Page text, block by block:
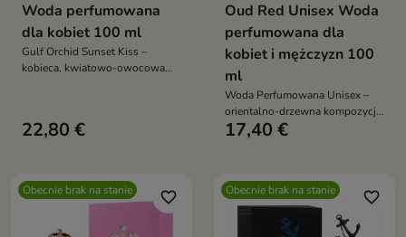
Woda perfumowana
dla kobiet 100 ml
Gulf Orchid Sunset Kiss –
kobieca, kwiatowo-owocowa
porzeczki przeplatają się z
zmysłowego serca jaśminu i
ambry, a całość dopełnia
kremowa baza z bitej śmietany,
wanilii i piżma
22,80 €
Oud Red Unisex Woda
perfumowana dla
kobiet i mężczyzn 100
ml
Woda Perfumowana Unisex –
orientalno-drzewna kompozycja
o luksusowym charakterze.
cukru; baza z ambroksanu, mchu
dębowego i suchych nut
drzewnych zapewnia głębię i
17,40 €
Obecnie brak na stanie favorite_border Obecnie brak na stanie favorite_border